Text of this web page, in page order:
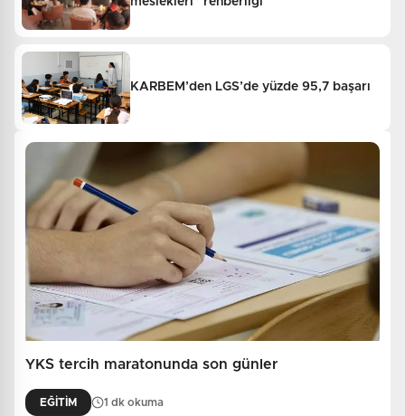
KARBEM’den LGS’de yüzde 95,7 başarı
YKS tercih maratonunda son günler
EĞİTİM 1 dk okuma